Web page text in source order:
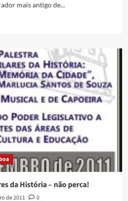
mais antigo de...
da História – não perca!
de 2011 0